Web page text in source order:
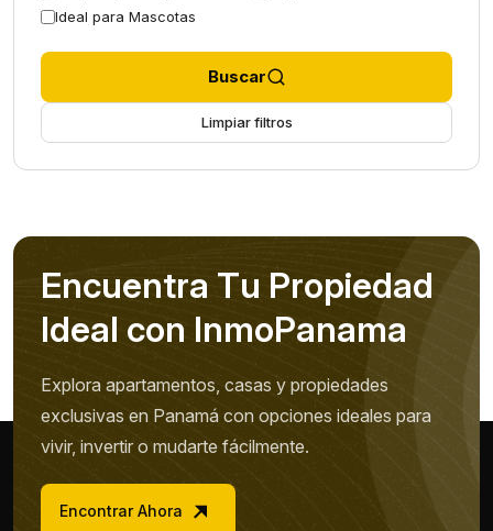
Ideal para Mascotas
Buscar
Limpiar filtros
Encuentra Tu Propiedad
Ideal con InmoPanama
Explora apartamentos, casas y propiedades
exclusivas en Panamá con opciones ideales para
vivir, invertir o mudarte fácilmente.
Encontrar Ahora